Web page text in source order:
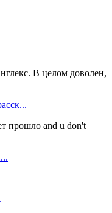
В целом доволен,
прошло and u don't